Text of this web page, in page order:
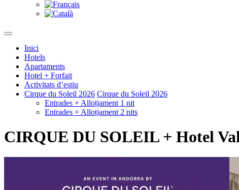
Inici
Hotels
Apartaments
Hotel + Forfait
Activitats d’estiu
Cirque du Soleil 2026 Cirque du Soleil 2026
Entrades + Allotjament 1 nit
Entrades + Allotjament 2 nits
CIRQUE DU SOLEIL + Hotel